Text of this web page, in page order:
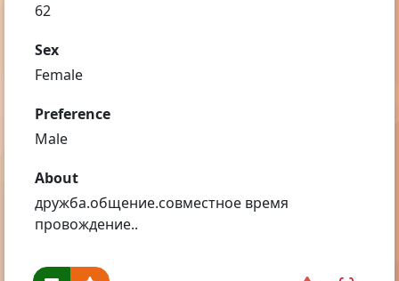
62
Sex
Female
Preference
Male
About
дружба.общение.совместное время
провождение..